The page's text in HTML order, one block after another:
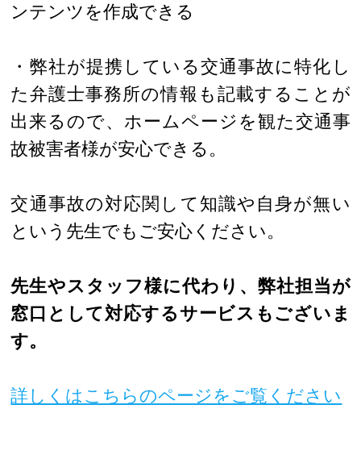
ンテンツを作成できる
・弊社が提携している交通事故に特化し
た弁護士事務所の情報も記載することが
出来るので、ホームページを観た交通事
故被害者様が安心できる。
交通事故の対応関して知識や自身が無い
という先生でもご安心ください。
先生やスタッフ様に代わり、弊社担当が
窓口として対応するサービスもございま
す。
詳しくはこちらのページをご覧ください